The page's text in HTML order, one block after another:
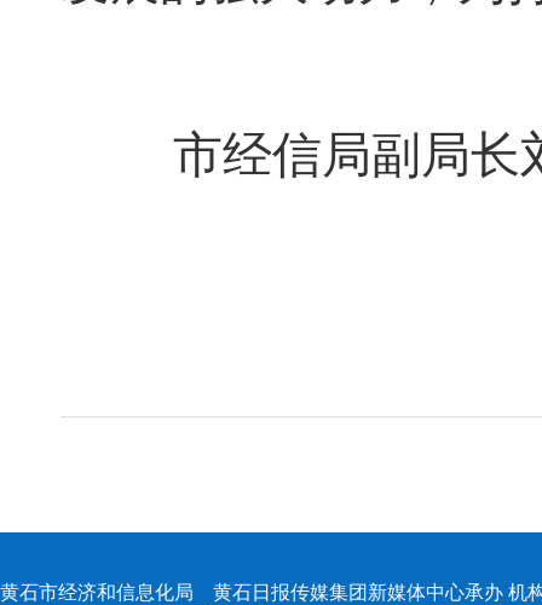
市经信局副局长
黄石市经济和信息化局 黄石日报传媒集团新媒体中心承办 机